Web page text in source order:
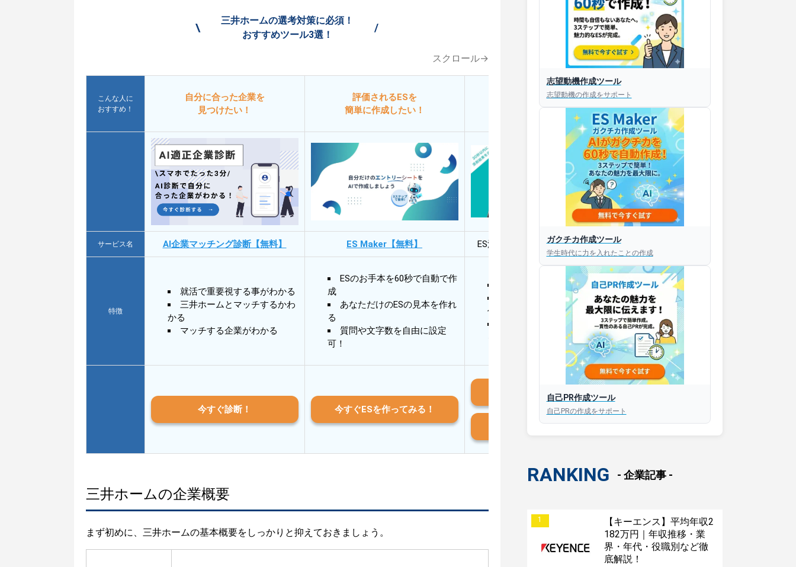
\
三井ホームの選考対策に必須！
おすすめツール3選！
/
スクロール→
こんな人に
おすすめ！
自分に合った企業を
見つけたい！
評価されるESを
簡単に作成したい！
今すぐESを
添削してほしい！
サービス名 AI企業マッチング診断【無料】 ES Maker【無料】 ES添削・面接対策アプリ【無料】
特徴
就活で重要視する事がわかる
三井ホームとマッチするかわ
かる
マッチする企業がわかる
ESのお手本を60秒で自動で作
成
あなただけのESの見本を作れ
る
質問や文字数を自由に設定
可！
30秒以内にあなたのESを添削
30秒以内にあなただけのESを
作成
AIと対話して面接練習ができ
今すぐ診断！ 今すぐESを作ってみる！
iOS版はこちら
Android版はこちら
三井ホームの企業概要
まず初めに、三井ホームの基本概要をしっかりと抑えておきましょう。
志望動機作成ツール
志望動機の作成をサポート
ガクチカ作成ツール
学生時代に力を入れたことの作成
自己PR作成ツール
自己PRの作成をサポート
RANKING - 企業記事 -
1
【キーエンス】平均年収2
182万円｜年収推移・業
界・年代・役職別など徹
底解説！